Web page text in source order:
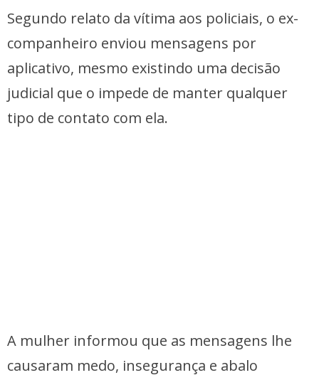
Segundo relato da vítima aos policiais, o ex-
companheiro enviou mensagens por
aplicativo, mesmo existindo uma decisão
judicial que o impede de manter qualquer
tipo de contato com ela.
A mulher informou que as mensagens lhe
causaram medo, insegurança e abalo